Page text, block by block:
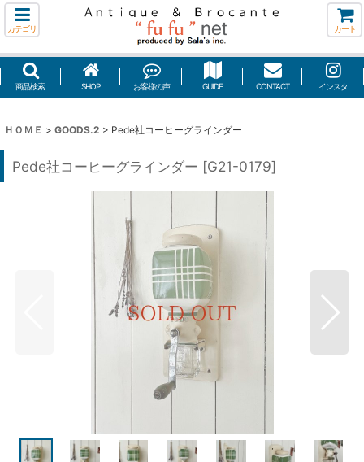
カテゴリ カート
商品検索 SHOP お客様の声 GUIDE CONTACT インスタ
ＨＯＭＥ > GOODS.2 > Pede社コーヒーグラインダー
Pede社コーヒーグラインダー [G21-0179]